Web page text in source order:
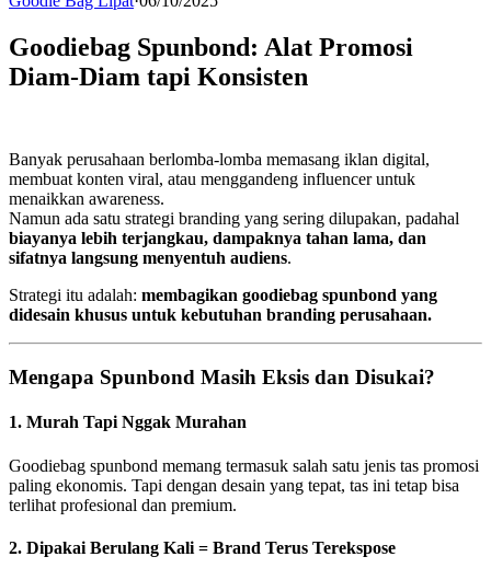
Goodiebag Spunbond: Alat Promosi
Diam-Diam tapi Konsisten
Banyak perusahaan berlomba-lomba memasang iklan digital,
membuat konten viral, atau menggandeng influencer untuk
menaikkan awareness.
Namun ada satu strategi branding yang sering dilupakan, padahal
biayanya lebih terjangkau, dampaknya tahan lama, dan
sifatnya langsung menyentuh audiens.
Strategi itu adalah: membagikan goodiebag spunbond yang
didesain khusus untuk kebutuhan branding perusahaan.
Mengapa Spunbond Masih Eksis dan Disukai?
1. Murah Tapi Nggak Murahan
Goodiebag spunbond memang termasuk salah satu jenis tas promosi
paling ekonomis. Tapi dengan desain yang tepat, tas ini tetap bisa
terlihat profesional dan premium.
2. Dipakai Berulang Kali = Brand Terus Terekspose